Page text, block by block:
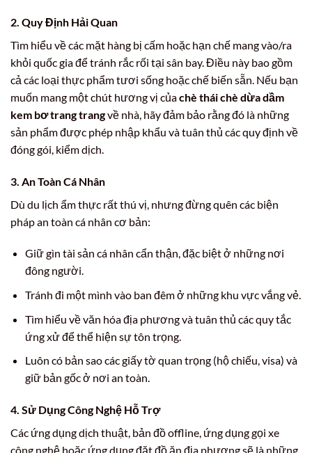
2. Quy Định Hải Quan
Tìm hiểu về các mặt hàng bị cấm hoặc hạn chế mang vào/ra
khỏi quốc gia để tránh rắc rối tại sân bay. Điều này bao gồm
cả các loại thực phẩm tươi sống hoặc chế biến sẵn. Nếu bạn
muốn mang một chút hương vị củachè thái chè dừa dầm
kem bơ trang trangvề nhà, hãy đảm bảo rằng đó là những
sản phẩm được phép nhập khẩu và tuân thủ các quy định về
đóng gói, kiểm dịch.
3. An Toàn Cá Nhân
Dù du lịch ẩm thực rất thú vị, nhưng đừng quên các biện
pháp an toàn cá nhân cơ bản:
Giữ gìn tài sản cá nhân cẩn thận, đặc biệt ở những nơi
đông người.
Tránh đi một mình vào ban đêm ở những khu vực vắng vẻ.
Tìm hiểu về văn hóa địa phương và tuân thủ các quy tắc
ứng xử để thể hiện sự tôn trọng.
Luôn có bản sao các giấy tờ quan trọng (hộ chiếu, visa) và
giữ bản gốc ở nơi an toàn.
4. Sử Dụng Công Nghệ Hỗ Trợ
Các ứng dụng dịch thuật, bản đồ offline, ứng dụng gọi xe
công nghệ hoặc ứng dụng đặt đồ ăn địa phương sẽ là những